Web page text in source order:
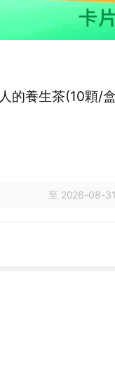
的養生茶(10顆/
至 2026-08-